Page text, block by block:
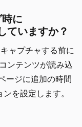
に
いますか？
ャプチャする前に
ンテンツが読み込
ージに追加の時間
ンを設定します。